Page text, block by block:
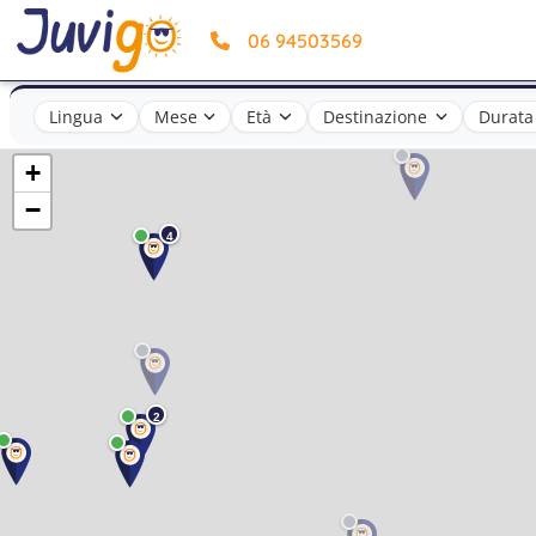
06 94503569
Lingua Mese Età Destinazione Durata
4
2
+
−